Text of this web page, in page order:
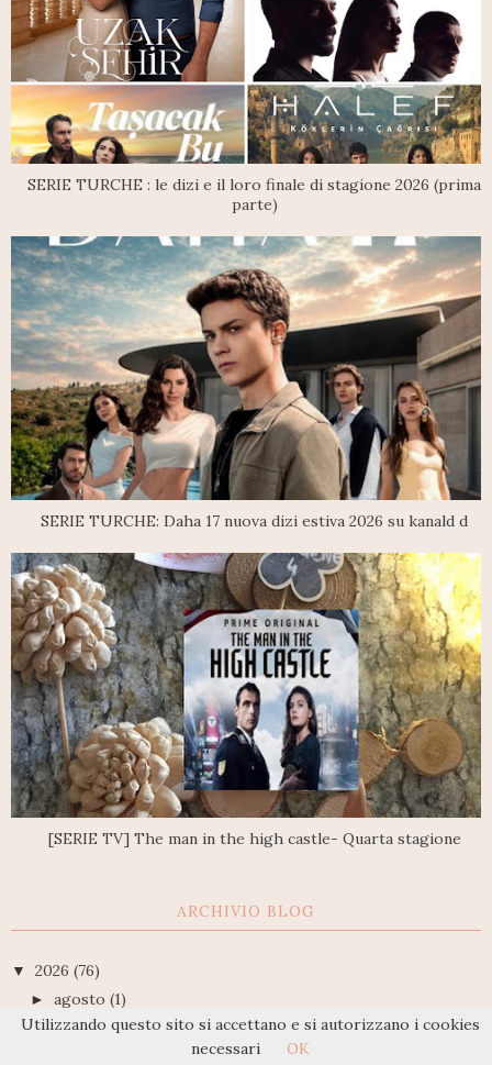
SERIE TURCHE : le dizi e il loro finale di stagione 2026 (prima
parte)
SERIE TURCHE: Daha 17 nuova dizi estiva 2026 su kanald d
[SERIE TV] The man in the high castle- Quarta stagione
ARCHIVIO BLOG
▼ 2026 (76)
► agosto (1)
►luglio(11)
Utilizzando questo sito si accettano e si autorizzano i cookies
necessari
OK